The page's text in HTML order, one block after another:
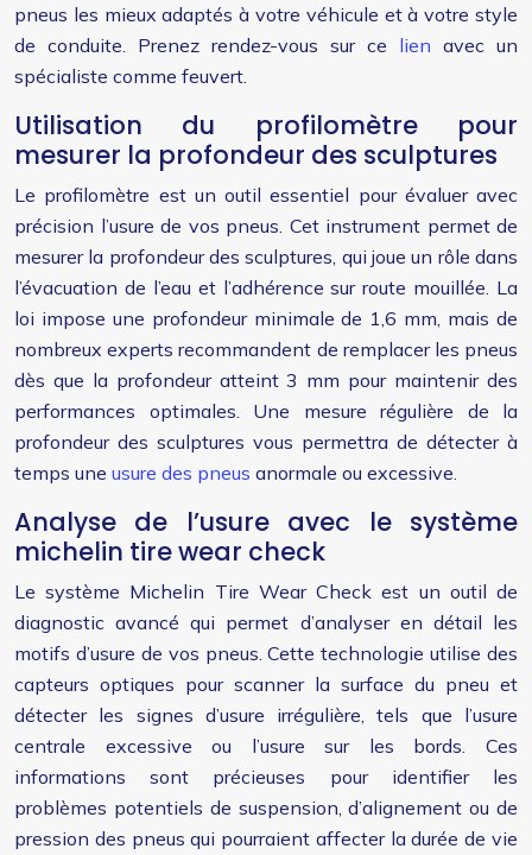
pneus les mieux adaptés à votre véhicule et à votre style
de conduite. Prenez rendez-vous sur ce lien avec un
spécialiste comme feuvert.
Utilisation du profilomètre pour
mesurer la profondeur des sculptures
Le profilomètre est un outil essentiel pour évaluer avec
précision l’usure de vos pneus. Cet instrument permet de
mesurer la profondeur des sculptures, qui joue un rôle dans
l’évacuation de l’eau et l’adhérence sur route mouillée. La
loi impose une profondeur minimale de 1,6 mm, mais de
nombreux experts recommandent de remplacer les pneus
dès que la profondeur atteint 3 mm pour maintenir des
performances optimales. Une mesure régulière de la
profondeur des sculptures vous permettra de détecter à
temps une usure des pneus anormale ou excessive.
Analyse de l’usure avec le système
michelin tire wear check
Le système Michelin Tire Wear Check est un outil de
diagnostic avancé qui permet d’analyser en détail les
motifs d’usure de vos pneus. Cette technologie utilise des
capteurs optiques pour scanner la surface du pneu et
détecter les signes d’usure irrégulière, tels que l’usure
centrale excessive ou l’usure sur les bords. Ces
informations sont précieuses pour identifier les
problèmes potentiels de suspension, d’alignement ou de
pression des pneus qui pourraient affecter la durée de vie